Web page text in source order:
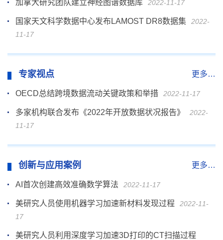
加拿大研究团队建立神经图谱数据库 2022-11-17
国家天文科学数据中心发布LAMOST DR8数据集
2022-
11-17
专家视点 更多…
OECD总结跨境数据流动关键政策和举措 2022-11-17
多家机构联合发布《2022年开放数据状况报告》
2022-
11-17
创新与应用案例 更多…
AI首次创建高效准确数学算法 2022-11-17
美研究人员使用机器学习加速新材料发现过程
2022-11-
17
美研究人员利用深度学习加速3D打印的CT扫描过程